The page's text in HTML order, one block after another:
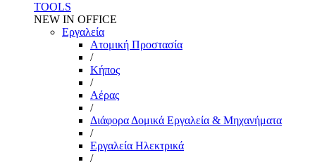
TOOLS
NEW IN OFFICE
Εργαλεία
Aτομική Προστασία
/
Kήπος
/
Αέρας
/
Διάφορα Δομικά Εργαλεία & Μηχανήματα
/
Εργαλεία Ηλεκτρικά
/